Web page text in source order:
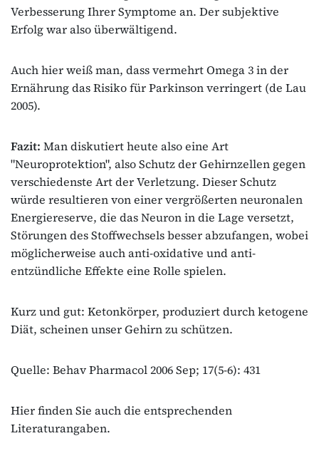
Verbesserung Ihrer Symptome an. Der subjektive
Erfolg war also überwältigend.
Auch hier weiß man, dass vermehrt Omega 3 in der
Ernährung das Risiko für Parkinson verringert (de Lau
2005).
Fazit: Man diskutiert heute also eine Art
"Neuroprotektion", also Schutz der Gehirnzellen gegen
verschiedenste Art der Verletzung. Dieser Schutz
würde resultieren von einer vergrößerten neuronalen
Energiereserve, die das Neuron in die Lage versetzt,
Störungen des Stoffwechsels besser abzufangen, wobei
möglicherweise auch anti-oxidative und anti-
entzündliche Effekte eine Rolle spielen.
Kurz und gut: Ketonkörper, produziert durch ketogene
Diät, scheinen unser Gehirn zu schützen.
Quelle: Behav Pharmacol 2006 Sep; 17(5-6): 431
Hier finden Sie auch die entsprechenden
Literaturangaben.